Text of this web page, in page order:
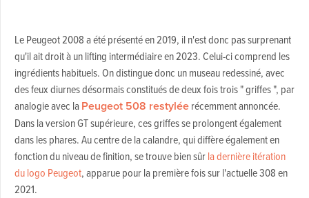
Le Peugeot 2008 a été présenté en 2019, il n'est donc pas surprenant
qu'il ait droit à un lifting intermédiaire en 2023. Celui-ci comprend les
ingrédients habituels. On distingue donc un museau redessiné, avec
des feux diurnes désormais constitués de deux fois trois " griffes ", par
analogie avec laPeugeot 508 restyléerécemment annoncée.
Dans la version GT supérieure, ces griffes se prolongent également
dans les phares. Au centre de la calandre, qui diffère également en
fonction du niveau de finition, se trouve bien sûrla dernière itération
du logo Peugeot, apparue pour la première fois sur l'actuelle 308 en
2021.